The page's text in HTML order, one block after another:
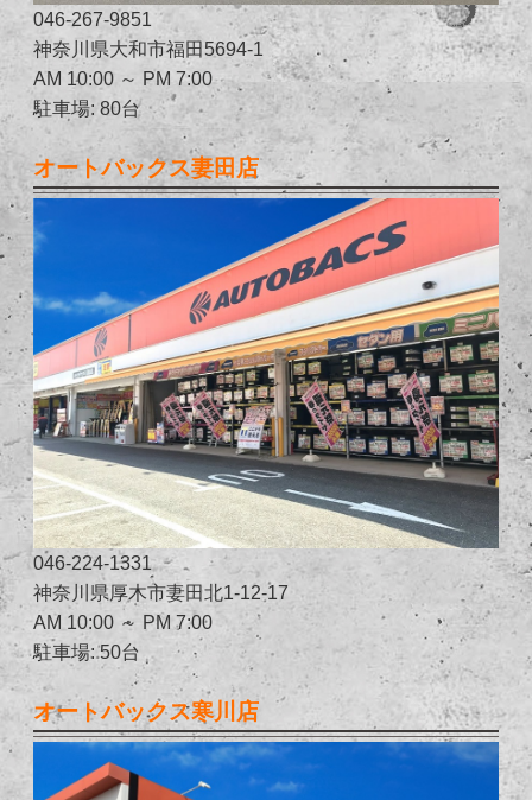
046-267-9851
神奈川県大和市福田5694-1
AM 10:00 ～ PM 7:00
駐車場: 80台
オートバックス妻田店
046-224-1331
神奈川県厚木市妻田北1-12-17
AM 10:00 ～ PM 7:00
駐車場: 50台
オートバックス寒川店